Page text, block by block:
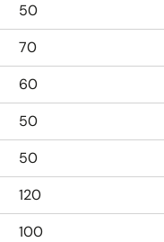
50
70
60
50
50
120
100